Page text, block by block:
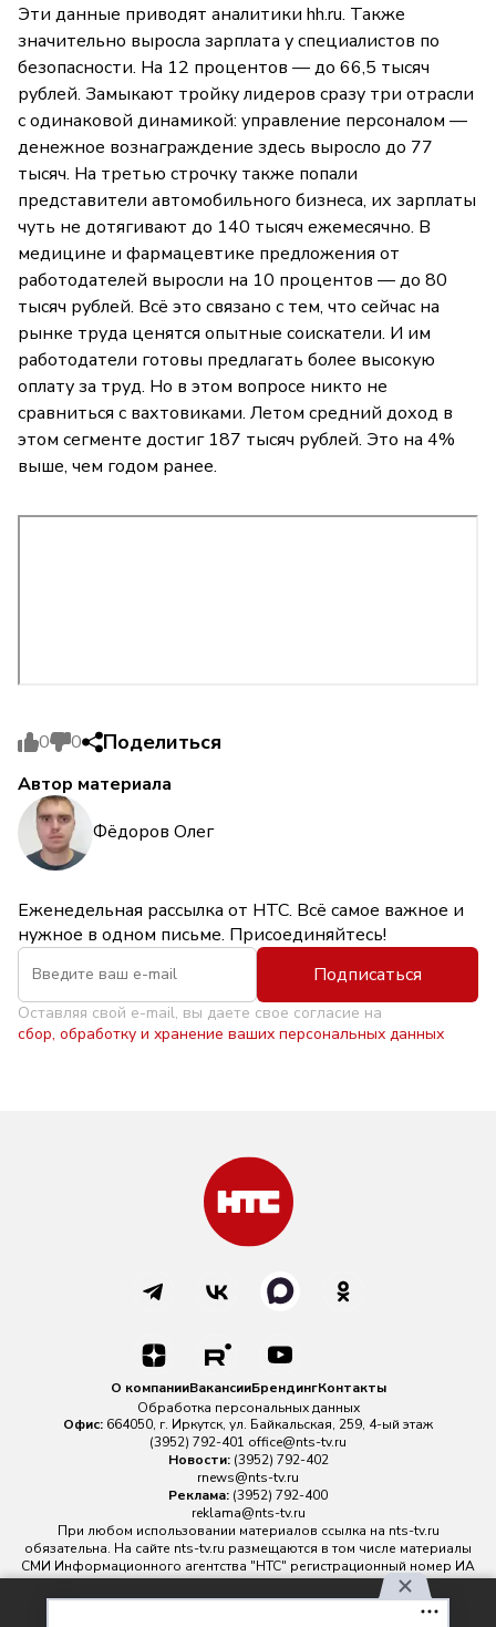
Эти данные приводят аналитики hh.ru. Также
значительно выросла зарплата у специалистов по
безопасности. На 12 процентов — до 66,5 тысяч
рублей. Замыкают тройку лидеров сразу три отрасли
с одинаковой динамикой: управление персоналом —
денежное вознаграждение здесь выросло до 77
тысяч. На третью строчку также попали
представители автомобильного бизнеса, их зарплаты
чуть не дотягивают до 140 тысяч ежемесячно. В
медицине и фармацевтике предложения от
работодателей выросли на 10 процентов — до 80
тысяч рублей. Всё это связано с тем, что сейчас на
рынке труда ценятся опытные соискатели. И им
работодатели готовы предлагать более высокую
оплату за труд. Но в этом вопросе никто не
сравниться с вахтовиками. Летом средний доход в
этом сегменте достиг 187 тысяч рублей. Это на 4%
выше, чем годом ранее.
0 0 Поделиться
Автор материала
Фёдоров Олег
Еженедельная рассылка от НТС. Всё самое важное и
нужное в одном письме. Присоединяйтесь!
Подписаться
Оставляя свой e-mail, вы даете свое согласие на
сбор, обработку и хранение ваших персональных данных
О компанииВакансииБрендингКонтакты
Обработка персональных данных
Офис: 664050, г. Иркутск, ул. Байкальская, 259, 4-ый этаж
(3952) 792-401 office@nts-tv.ru
Новости: (3952) 792-402
rnews@nts-tv.ru
Реклама: (3952) 792-400
reklama@nts-tv.ru
При любом использовании материалов ссылка на nts-tv.ru
обязательна. На сайте nts-tv.ru размещаются в том числе материалы
СМИ Информационного агентства "НТС" регистрационный номер ИА
№ ФС 77 - 88763 зарегистрировано Федеральной службой по
надзору в сфере связи, информационных технологий и массовых